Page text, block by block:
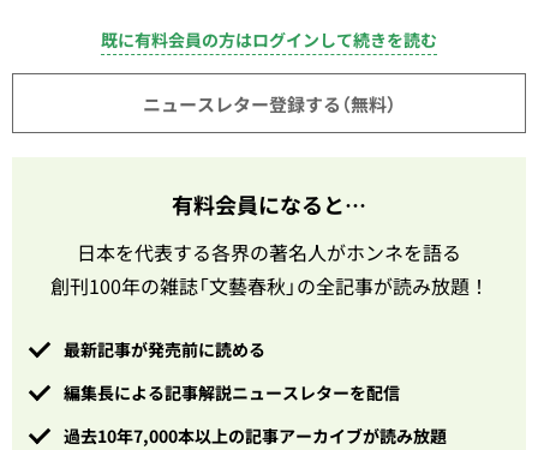
既に有料会員の方はログインして続きを読む
ニュースレター登録する（無料）
有料会員になると…
日本を代表する各界の著名人がホンネを語る
創刊100年の雑誌「文藝春秋」の全記事が読み放題！
最新記事が発売前に読める
編集長による記事解説ニュースレターを配信
過去10年7,000本以上の記事アーカイブが読み放題